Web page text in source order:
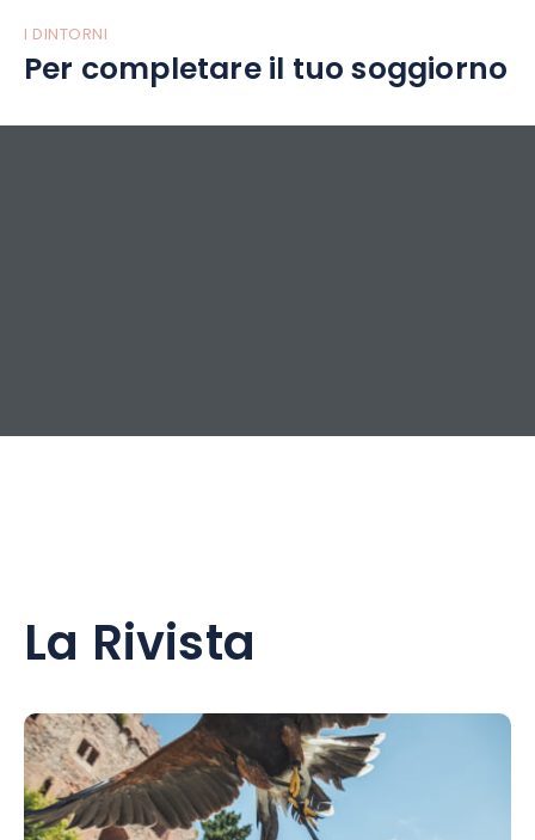
I DINTORNI
Per completare il tuo soggiorno
La Rivista